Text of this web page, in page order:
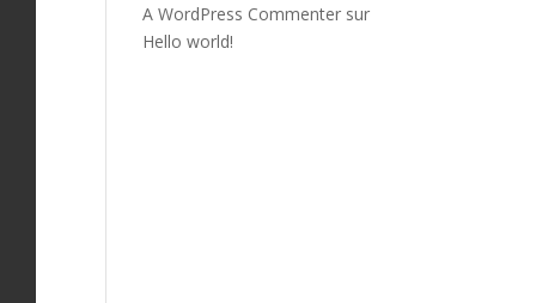
A WordPress Commenter sur
Hello world!